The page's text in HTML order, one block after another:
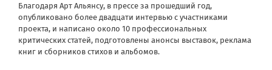
Благодаря Арт Альянсу, в прессе за прошедший год,
опубликовано более двадцати интервью с участниками
проекта, и написано около 10 профессиональных
критических статей, подготовлены анонсы выставок, реклама
книг и сборников стихов и альбомов.